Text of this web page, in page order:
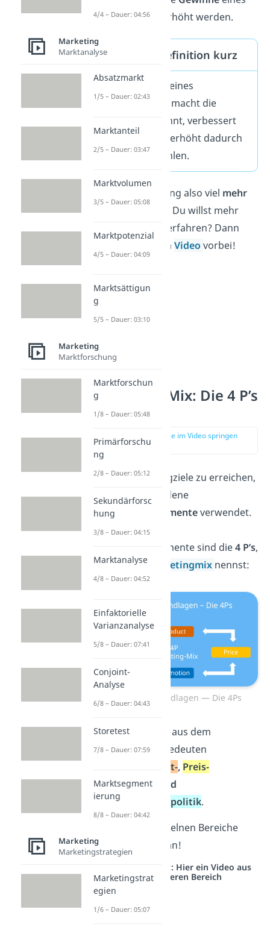
Unternehmens erhöht werden.
Marketing Definition kurz
Das Marketing eines
Unternehmens macht die
Produkte bekannt, verbessert
das Image und erhöht dadurch
die Verkaufszahlen.
Damit ist Marketing also viel mehr
als nur Werbung
. Du willst mehr
über das Thema erfahren? Dann
schau in unserem Video vorbei!
Marketing Mix: Die 4 P’s
zur Stelle im Video springen
(00:39)
Um die Marketingziele zu erreichen,
werden verschiedene
Marketinginstrumenteverwendet.
Die wichtigsten
Marketinginstrumente sind die4 P’s,
die du auchMarketingmix nennst:
Marketing Grundlagen — Die 4Ps
Die4P’skommen aus dem
Englischen und bedeuten
Produkt-, Preis-
Distributions-
und
Kommunikationspolitik.
Schau dir die einzelnen Bereiche
einmal im Detail an!
Studyflix vernetzt: Hier ein Video aus
einem anderen Bereich
4/4 – Dauer: 04:56
Marketing
Marktanalyse
Absatzmarkt
1/5 – Dauer: 02:43
Marktanteil
2/5 – Dauer: 03:47
Marktvolumen
3/5 – Dauer: 05:08
Marktpotenzial
4/5 – Dauer: 04:09
Marktsättigun
g
5/5 – Dauer: 03:10
Marketing
Marktforschung
Marktforschun
g
1/8 – Dauer: 05:48
Primärforschu
ng
2/8 – Dauer: 05:12
Sekundärforsc
hung
3/8 – Dauer: 04:15
Marktanalyse
4/8 – Dauer: 04:52
Einfaktorielle
Varianzanalyse
5/8 – Dauer: 07:41
Conjoint-
Analyse
6/8 – Dauer: 04:43
Storetest
7/8 – Dauer: 07:59
Marktsegment
ierung
8/8 – Dauer: 04:42
Marketing
Marketingstrategien
Marketingstrat
egien
1/6 – Dauer: 05:07